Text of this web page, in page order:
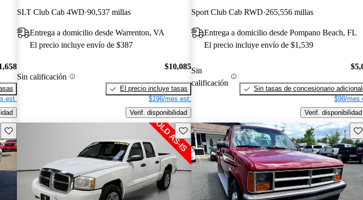
est.
SLT Club Cab 4WD 90,537 millas
Entrega a domicilio desde Warrenton, VA
El precio incluye envío de $387
Sin calificación
$10,085
El precio incluye tasas
$196/mes est.
Verif. disponibilidad
Sport Club Cab RWD 265,556 millas
Entrega a domicilio desde Pompano Beach, FL
El precio incluye envío de $1,539
Sin
calificación
Sin tasas de concesionario
$98/mes
Verif. disponibilidad
Guarda este Aviso Guarda este Aviso